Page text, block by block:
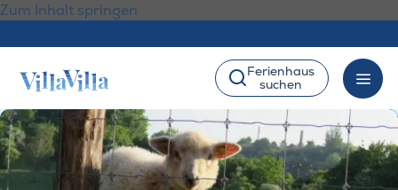
Zum Inhalt springen
Ferienhaus
suchen